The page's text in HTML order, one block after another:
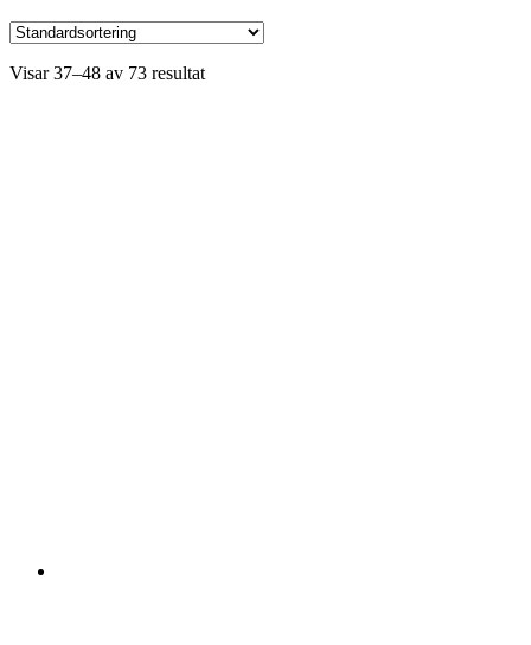
Visar 37–48 av 73 resultat